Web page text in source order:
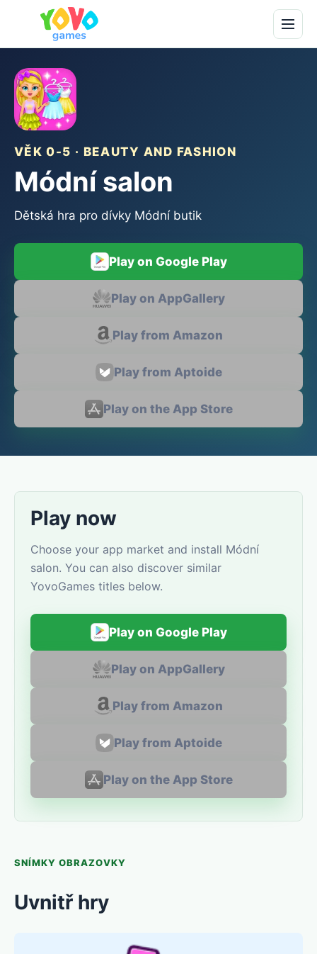
VĚK 0-5 · BEAUTY AND FASHION
Módní salon
Dětská hra pro dívky Módní butik
Play on Google Play
Play on AppGallery
Play from Amazon
Play from Aptoide
Play on the App Store
Play now
Choose your app market and install Módní
salon. You can also discover similar
YovoGames titles below.
Play on Google Play
Play on AppGallery
Play from Amazon
Play from Aptoide
Play on the App Store
SNÍMKY OBRAZOVKY
Uvnitř hry